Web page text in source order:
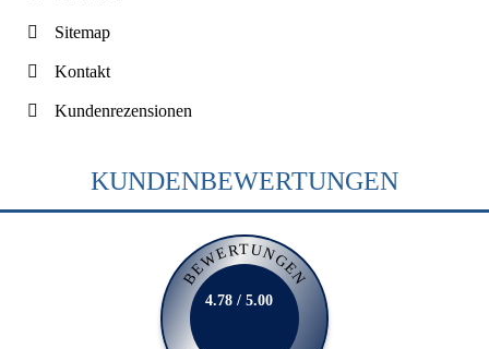
Sitemap
Kontakt
Kundenrezensionen
KUNDENBEWERTUNGEN
BEWERTUNGEN
4.78 / 5.00